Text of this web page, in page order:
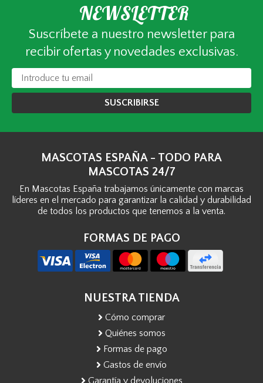
NEWSLETTER
Suscríbete a nuestro newsletter para
recibir ofertas y novedades exclusivas.
SUSCRIBIRSE
MASCOTAS ESPAÑA - TODO PARA
MASCOTAS 24/7
En Mascotas España trabajamos únicamente con marcas
líderes en el mercado para garantizar la calidad y durabilidad
de todos los productos que tenemos a la venta.
FORMAS DE PAGO
NUESTRA TIENDA
Cómo comprar
Quiénes somos
Formas de pago
Gastos de envío
Garantía y devoluciones